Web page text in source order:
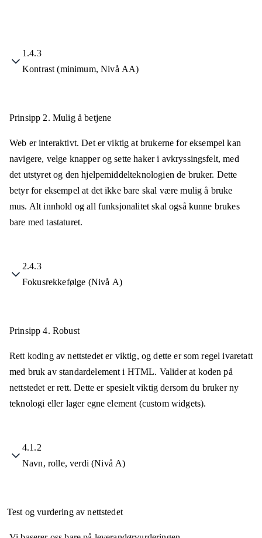
1.4.3
Kontrast (minimum, Nivå AA)
Prinsipp 2. Mulig å betjene
Web er interaktivt. Det er viktig at brukerne for eksempel kan
navigere, velge knapper og sette haker i avkryssingsfelt, med
det utstyret og den hjelpemiddelteknologien de bruker. Dette
betyr for eksempel at det ikke bare skal være mulig å bruke
mus. Alt innhold og all funksjonalitet skal også kunne brukes
bare med tastaturet.
2.4.3
Fokusrekkefølge (Nivå A)
Prinsipp 4. Robust
Rett koding av nettstedet er viktig, og dette er som regel ivaretatt
med bruk av standardelement i HTML. Valider at koden på
nettstedet er rett. Dette er spesielt viktig dersom du bruker ny
teknologi eller lager egne element (custom widgets).
4.1.2
Navn, rolle, verdi (Nivå A)
Test og vurdering av nettstedet